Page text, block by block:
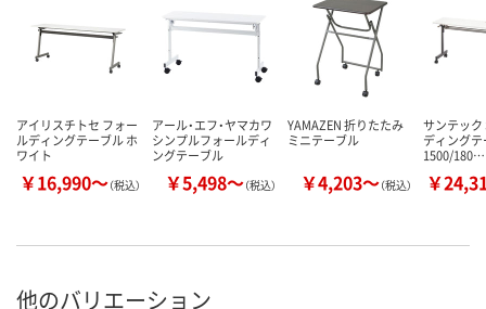
アイリスチトセ フォー
ルディングテーブル ホ
ワイト
￥16,990～（税込）
アール・エフ・ヤマカワ
シンプルフォールディ
ングテーブル
￥5,498～（税込）
YAMAZEN 折りたたみ
ミニテーブル
￥4,203～（税込）
サンテック
ディング
1500/180…
￥
他のバリエーション